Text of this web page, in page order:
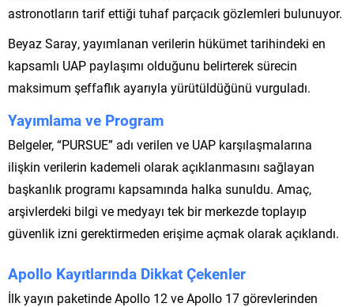
astronotların tarif ettiği tuhaf parçacık gözlemleri bulunuyor.
Beyaz Saray, yayımlanan verilerin hükümet tarihindeki en
kapsamlı UAP paylaşımı olduğunu belirterek sürecin
maksimum şeffaflık ayarıyla yürütüldüğünü vurguladı.
Yayımlama ve Program
Belgeler, “PURSUE” adı verilen ve UAP karşılaşmalarına
ilişkin verilerin kademeli olarak açıklanmasını sağlayan
başkanlık programı kapsamında halka sunuldu. Amaç,
arşivlerdeki bilgi ve medyayı tek bir merkezde toplayıp
güvenlik izni gerektirmeden erişime açmak olarak açıklandı.
Apollo Kayıtlarında Dikkat Çekenler
İlk yayın paketinde Apollo 12 ve Apollo 17 görevlerinden